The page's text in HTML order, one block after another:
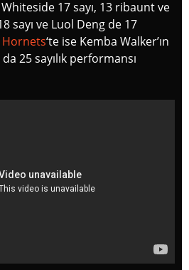
Whiteside 17 sayı, 13 ribaunt ve
sayı ve Luol Deng de 17
Hornets‘te ise Kemba Walker’ın
da 25 sayılık performansı